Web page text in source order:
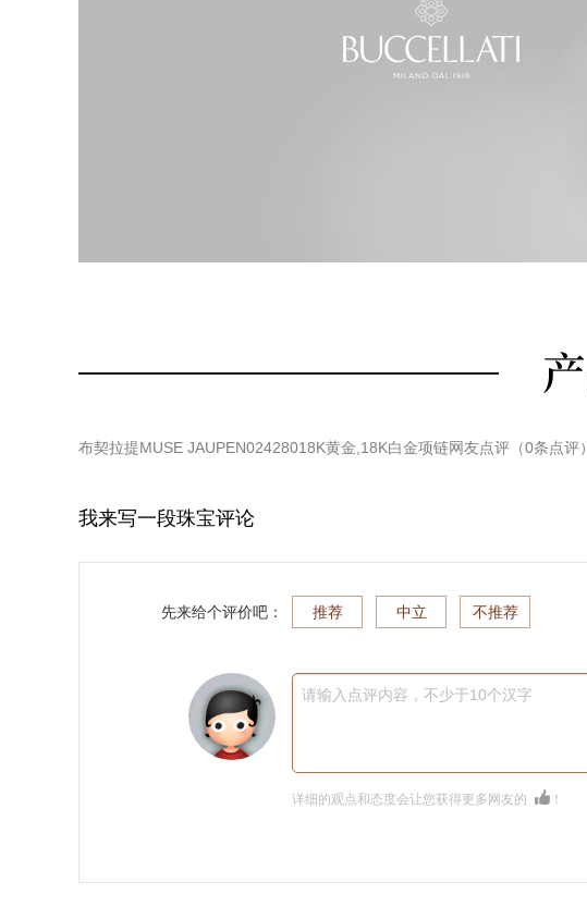
布契拉提MUSE JAUPEN02428018K黄金,18K白金项链网友点评（0条点评）
我来写一段珠宝评论
先来给个评价吧： 推荐 中立 不推荐
请输入点评内容，不少于10个汉字
详细的观点和态度会让您获得更多网友的 ！